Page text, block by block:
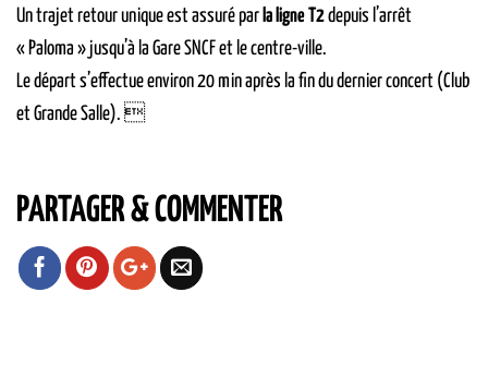
Un trajet retour unique est assuré par la ligne T2depuis l’arrêt
« Paloma » jusqu’à la Gare SNCF et le centre-ville.
Le départ s’effectue environ 20 min après la fin du dernier concert (Club
et Grande Salle). 
PARTAGER & COMMENTER